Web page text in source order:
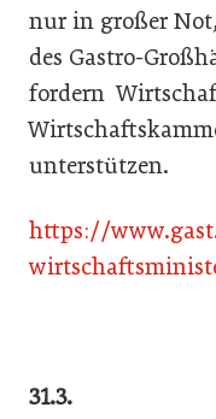
nur in großer
des Gastro-
fordern
unterstützen.
https://
31.3.